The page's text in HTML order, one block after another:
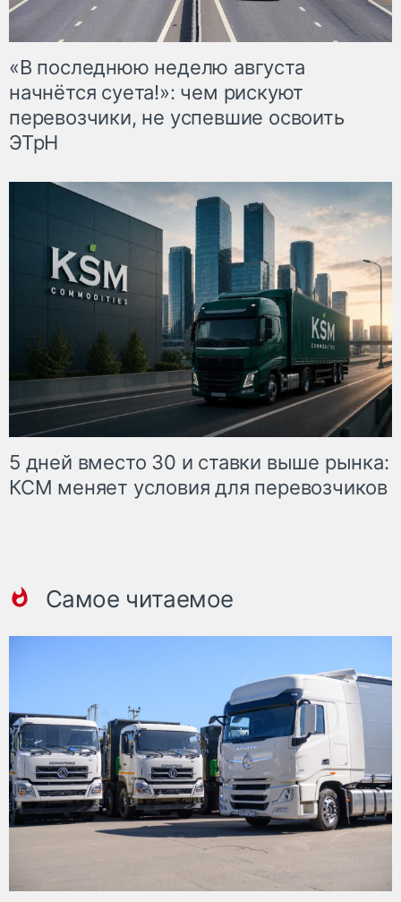
«В последнюю неделю августа
начнётся суета!»: чем рискуют
перевозчики, не успевшие освоить
ЭТрН
5 дней вместо 30 и ставки выше рынка:
КСМ меняет условия для перевозчиков
Самое читаемое